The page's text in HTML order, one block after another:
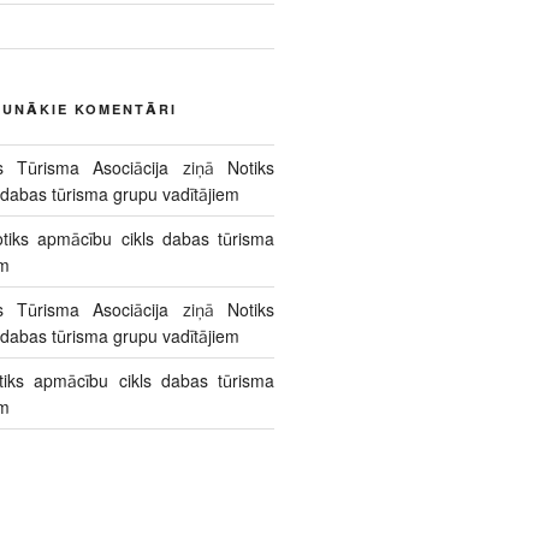
KOMENTĀRI
Tūrisma Asociācija ziņā Notiks
tūrisma grupu vadītājiem
apmācību cikls dabas tūrisma
Tūrisma Asociācija ziņā Notiks
tūrisma grupu vadītājiem
apmācību cikls dabas tūrisma